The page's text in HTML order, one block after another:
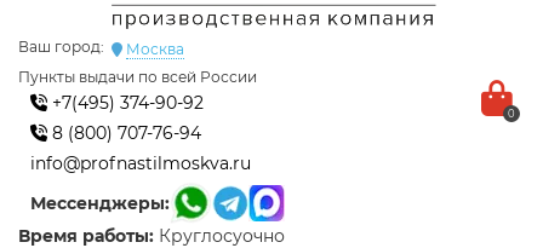
Ваш город:
Москва
Пункты выдачи по всей России
+7(495) 374-90-92
8 (800) 707-76-94
info@profnastilmoskva.ru
Мессенджеры:
Время работы: Круглосуочно
0